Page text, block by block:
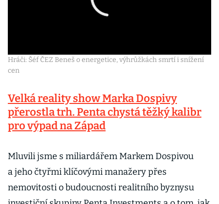
Hráči: Šéf ČEZ Beneš o energetice, výhrůžkách smrtí i snížení
cen
Velká reality show Marka Dospivy
přerostla trh. Penta chystá těžký kalibr
pro výpad na Západ
Mluvili jsme s miliardářem Markem Dospivou
a jeho čtyřmi klíčovými manažery přes
nemovitosti o budoucnosti realitního byznysu